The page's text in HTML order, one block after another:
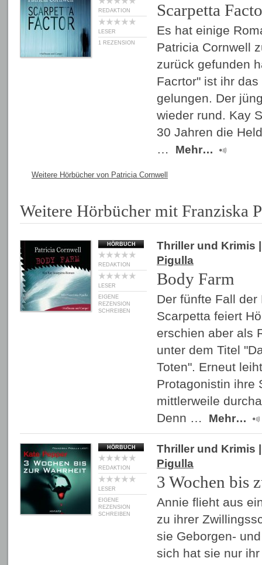
REDAKTION
LESER
1 REZENSION
Scarpetta
Es hat einige
Patricia Cornwell
zurück gefunden
Facrtor" ist ihr
gelungen. Der
wieder rund. Kay
30 Jahren die
…
Mehr…
Weitere Hörbücher von Patricia Cornwell
Weitere Hörbücher mit Franziska
HÖRBUCH
REDAKTION
LESER
EIGENE
REZENSION
SCHREIBEN
Thriller und Krimis
Pigulla
Body Farm
Der fünfte Fall
Scarpetta feiert
erschien aber als
unter dem Titel
Toten". Erneut
Protagonistin ihre
mittlerweile
Denn …
Mehr…
HÖRBUCH
REDAKTION
LESER
EIGENE
REZENSION
SCHREIBEN
Thriller und Krimis
Pigulla
3 Wochen bis
Annie flieht aus
zu ihrer
sie Geborgen-
sich hat sie nur